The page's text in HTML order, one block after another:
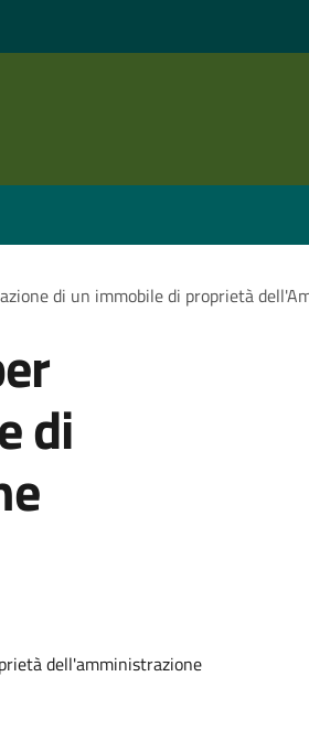
di un immobile di proprietà
di
dell'amministrazione